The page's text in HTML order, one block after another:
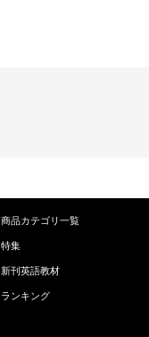
商品カテゴリ一覧
特集
新刊英語教材
ランキング